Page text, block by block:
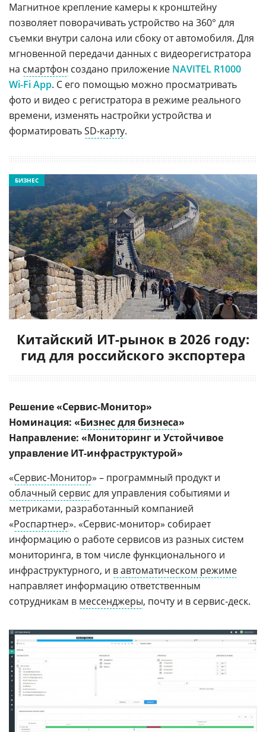
Магнитное крепление камеры к кронштейну
позволяет поворачивать устройство на 360° для
съемки внутри салона или сбоку от автомобиля. Для
мгновенной передачи данных с видеорегистратора
на смартфон создано приложение NAVITEL R1000
Wi-Fi App. С его помощью можно просматривать
фото и видео с регистратора в режиме реального
времени, изменять настройки устройства и
форматироватьSD-карту.
Китайский ИТ-рынок в 2026 году:
гид для российского экспортера
БИЗНЕС
Решение «Сервис-Монитор»
Номинация: «Бизнес для бизнеса»
Направление: «Мониторинг и Устойчивое
управление ИТ-инфраструктурой»
«Сервис-Монитор» – программный продукт и
облачный сервис для управления событиями и
метриками, разработанный компанией
«Роспартнер». «Сервис-монитор» собирает
информацию о работе сервисов из разных систем
мониторинга, в том числе функционального и
инфраструктурного, и в автоматическом режиме
направляет информацию ответственным
сотрудникам в мессенджеры, почту и в сервис-деск.